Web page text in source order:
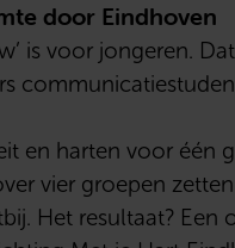
door Eindhoven
is voor jongeren.
en harten voor één
vier groepen
Het resultaat? Een